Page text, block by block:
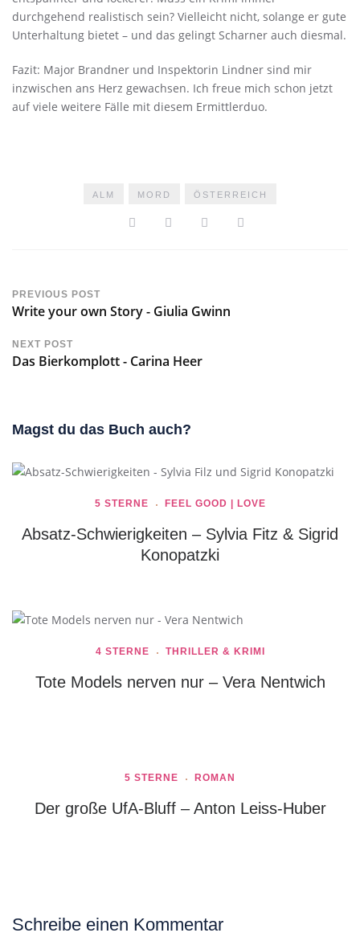
durchgehend realistisch sein? Vielleicht nicht, solange er gute
Unterhaltung bietet – und das gelingt Scharner auch diesmal.
Fazit: Major Brandner und Inspektorin Lindner sind mir
inzwischen ans Herz gewachsen. Ich freue mich schon jetzt
auf viele weitere Fälle mit diesem Ermittlerduo.
ALM MORD ÖSTERREICH
PREVIOUS POST
Write your own Story - Giulia Gwinn
NEXT POST
Das Bierkomplott - Carina Heer
Magst du das Buch auch?
5 STERNE FEEL GOOD | LOVE
Absatz-Schwierigkeiten – Sylvia Fitz & Sigrid
Konopatzki
4 STERNE THRILLER & KRIMI
Tote Models nerven nur – Vera Nentwich
5 STERNE ROMAN
Der große UfA-Bluff – Anton Leiss-Huber
Schreibe einen Kommentar